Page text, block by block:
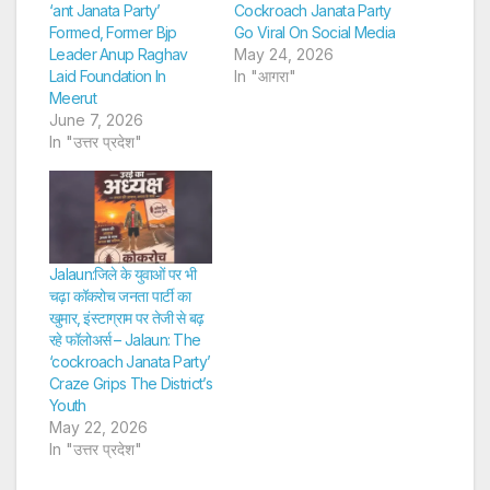
‘ant Janata Party’
Formed, Former Bjp
Leader Anup Raghav
Laid Foundation In
Meerut
June 7, 2026
In "उत्तर प्रदेश"
Cockroach Janata Party
Go Viral On Social Media
May 24, 2026
In "आगरा"
Jalaun:जिले के युवाओं पर भी
चढ़ा कॉकरोच जनता पार्टी का
खुमार, इंस्टाग्राम पर तेजी से बढ़
रहे फॉलोअर्स – Jalaun: The
‘cockroach Janata Party’
Craze Grips The District’s
Youth
May 22, 2026
In "उत्तर प्रदेश"